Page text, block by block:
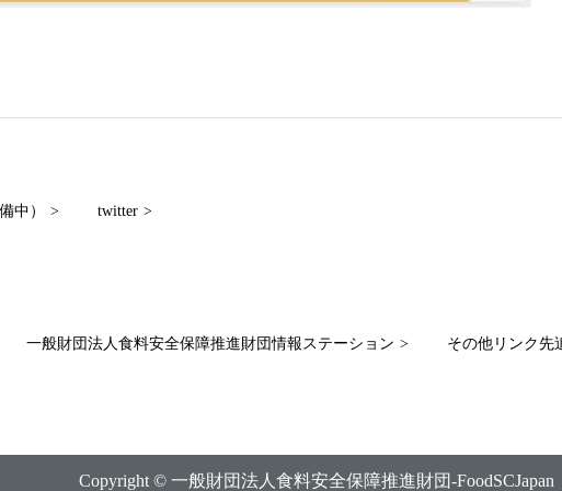
中） twitter
一般財団法人食料安全保障推進財団情報ステーション その他リンク先
Copyright © 一般財団法人食料安全保障推進財団-FoodSCJapan